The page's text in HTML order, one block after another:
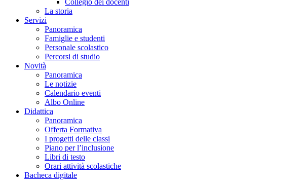
La storia
Servizi
Panoramica
Famiglie e studenti
Personale scolastico
Percorsi di studio
Novità
Panoramica
Le notizie
Calendario eventi
Albo Online
Didattica
Panoramica
Offerta Formativa
I progetti delle classi
Piano per l’inclusione
Libri di testo
Orari attività scolastiche
Bacheca digitale